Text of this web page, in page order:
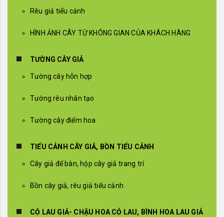
Rêu giả tiểu cảnh
HÌNH ẢNH CÂY TỪ KHÔNG GIAN CỦA KHÁCH HÀNG
TƯỜNG CÂY GIẢ
Tường cây hỗn hợp
Tường rêu nhân tạo
Tường cây điểm hoa
TIỂU CẢNH CÂY GIẢ, BỒN TIỂU CẢNH
Cây giả để bàn, hộp cây giả trang trí
Bồn cây giả, rêu giả tiểu cảnh
CỎ LAU GIẢ- CHẬU HOA CỎ LAU, BÌNH HOA LAU GIẢ